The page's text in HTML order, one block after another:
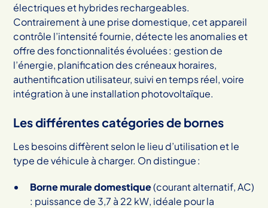
électriques et hybrides rechargeables.
Contrairement à une prise domestique, cet appareil
contrôle l’intensité fournie, détecte les anomalies et
offre des fonctionnalités évoluées : gestion de
l’énergie, planification des créneaux horaires,
authentification utilisateur, suivi en temps réel, voire
intégration à une installation photovoltaïque.
Les différentes catégories de bornes
Les besoins diffèrent selon le lieu d’utilisation et le
type de véhicule à charger. On distingue :
Borne murale domestique(courant alternatif, AC)
: puissance de 3,7 à 22 kW, idéale pour la